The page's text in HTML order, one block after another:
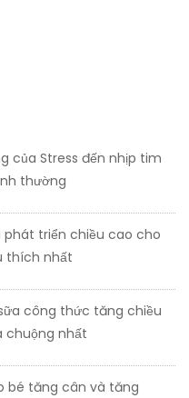
của Stress đến nhịp tim
thường
phát triển chiều cao cho
thích nhất
công thức tăng chiều
chuộng nhất
bé tăng cân và tăng